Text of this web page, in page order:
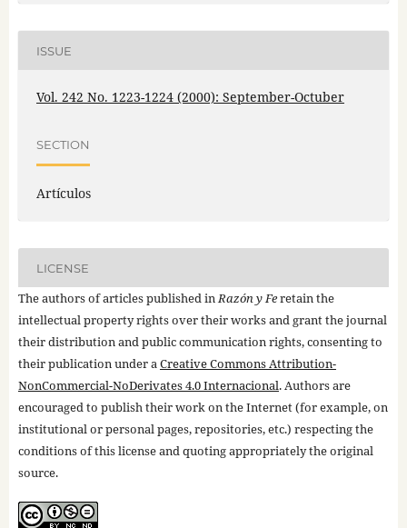
ISSUE
Vol. 242 No. 1223-1224 (2000): September-Octuber
SECTION
Artículos
LICENSE
The authors of articles published inRazón y Feretain the
intellectual property rights over their works and grant the journal
their distribution and public communication rights, consenting to
their publication under aCreative Commons Attribution-
NonCommercial-NoDerivates 4.0 Internacional. Authors are
encouraged to publish their work on the Internet (for example, on
institutional or personal pages, repositories, etc.) respecting the
conditions of this license and quoting appropriately the original
source.